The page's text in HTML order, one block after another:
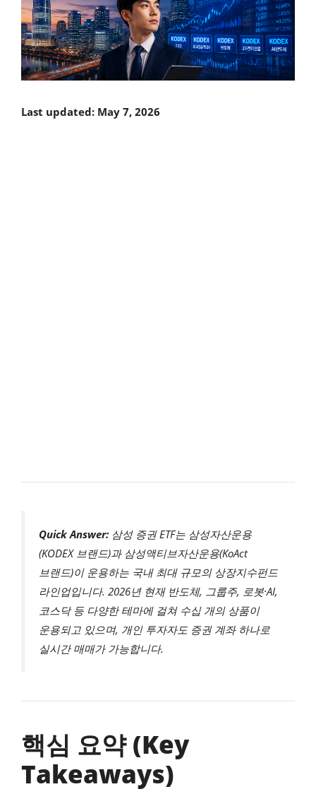
Last updated: May 7, 2026
Quick Answer: 삼성 증권 ETF는 삼성자산운용
(KODEX 브랜드)과 삼성액티브자산운용(KoAct
브랜드)이 운용하는 국내 최대 규모의 상장지수펀드
라인업입니다. 2026년 현재 반도체, 그룹주, 로봇·AI,
코스닥 등 다양한 테마에 걸쳐 수십 개의 상품이
운용되고 있으며, 개인 투자자도 증권 계좌 하나로
실시간 매매가 가능합니다.
핵심 요약 (Key
Takeaways)